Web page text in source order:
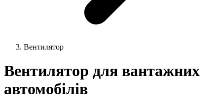
Вентилятор
Вентилятор для вантажних
автомобілів